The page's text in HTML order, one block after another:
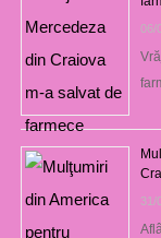
06/
31/